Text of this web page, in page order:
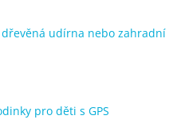
udírna nebo zahradní
pro děti s GPS